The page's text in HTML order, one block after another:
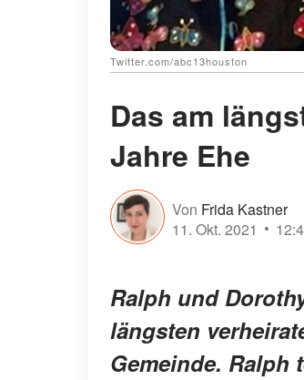
Twitter.com/abc13houston
Das am
Jahre Ehe
Von Frida Kastner
11. Okt. 2021
Ralph und
längsten
Gemeinde. Ralph